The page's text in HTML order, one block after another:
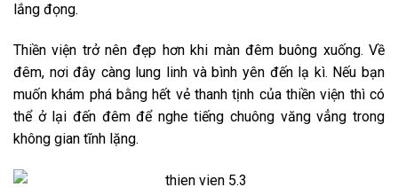
lắng đọng.
Thiền viện trở nên đẹp hơn khi màn đêm buông xuống. Về
đêm, nơi đây càng lung linh và bình yên đến lạ kì. Nếu bạn
muốn khám phá bằng hết vẻ thanh tịnh của thiền viện thì có
thể ở lại đến đêm để nghe tiếng chuông văng vẳng trong
không gian tĩnh lặng.